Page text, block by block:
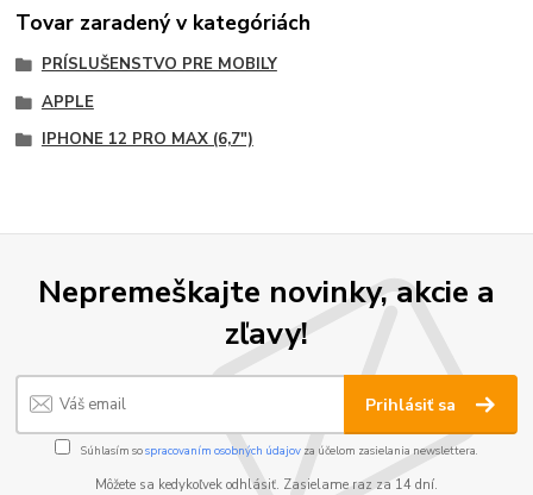
Tovar zaradený v kategóriách
PRÍSLUŠENSTVO PRE MOBILY
APPLE
IPHONE 12 PRO MAX (6,7")
Nepremeškajte novinky, akcie a
zľavy!
Prihlásiť sa
Súhlasím sospracovaním osobných údajov za účelom zasielania newslettera.
Môžete sa kedykoľvek odhlásiť. Zasielame raz za 14 dní.